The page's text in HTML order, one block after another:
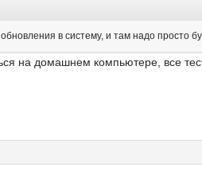
в систему, и там надо просто
на домашнем компьютере, все